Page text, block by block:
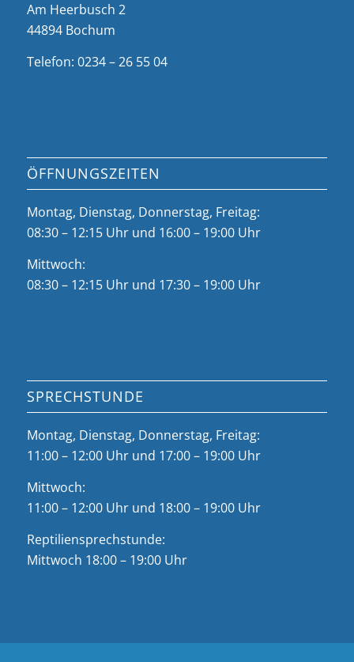
Am Heerbusch 2
44894 Bochum
Telefon: 0234 – 26 55 04
ÖFFNUNGSZEITEN
Montag, Dienstag, Donnerstag, Freitag:
08:30 – 12:15 Uhr und 16:00 – 19:00 Uhr
Mittwoch:
08:30 – 12:15 Uhr und 17:30 – 19:00 Uhr
SPRECHSTUNDE
Montag, Dienstag, Donnerstag, Freitag:
11:00 – 12:00 Uhr und 17:00 – 19:00 Uhr
Mittwoch:
11:00 – 12:00 Uhr und 18:00 – 19:00 Uhr
Reptiliensprechstunde:
Mittwoch 18:00 – 19:00 Uhr